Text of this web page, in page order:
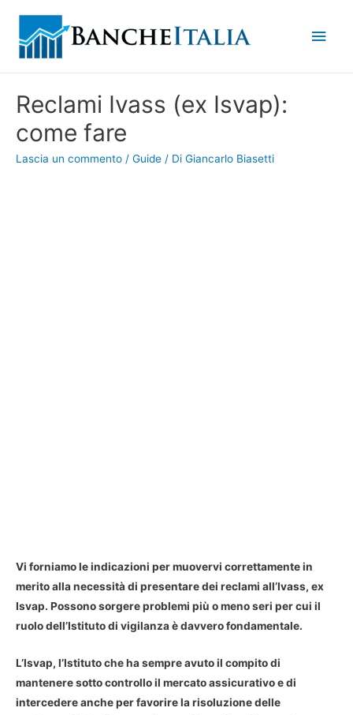
Reclami Ivass (ex Isvap):
come fare
Lascia un commento / Guide / Di Giancarlo Biasetti
Vi forniamo le indicazioni per muovervi correttamente in
merito alla necessità di presentare dei reclami all’Ivass, ex
Isvap. Possono sorgere problemi più o meno seri per cui il
ruolo dell’Istituto di vigilanza è davvero fondamentale.
L’Isvap, l’Istituto che ha sempre avuto il compito di
mantenere sotto controllo il mercato assicurativo e di
intercedere anche per favorire la risoluzione delle